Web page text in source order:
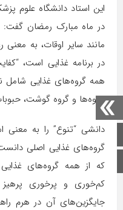
صفحه اصلی
اینستاگرام
این استاد دانشگاه علوم
در ماه مبارک رمضان
مانند سایر اوقات، به
در برنامه‌ غذایی است،
همه گروه‌های غذایی شامل
میوه‌ها و گروه گوشت،
دانشی “تنوع” را به معنی
گروه‌های غذایی اصلی
که از همه‌ گروه‌های
کم‌خوری و پرخوری
جایگزین‌های آن در هرم